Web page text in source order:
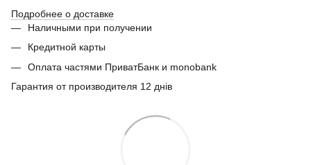
Подробнее о доставке
Наличными при получении
Кредитной карты
Оплата частями ПриватБанк и monobank
Гарантия от производителя 12 днів